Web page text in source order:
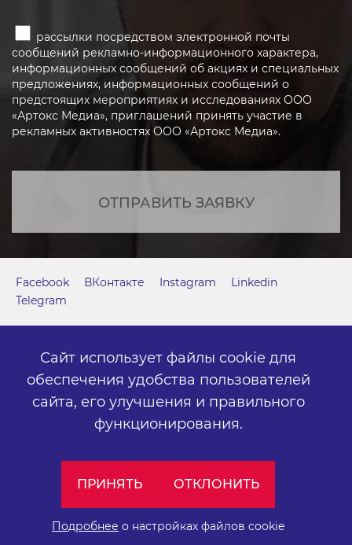
рассылки посредством электронной почты
сообщений рекламно-информационного характера,
информационных сообщений об акциях и специальных
предложениях, информационных сообщений о
предстоящих мероприятиях и исследованиях ООО
«Артокс Медиа», приглашений принять участие в
рекламных активностях ООО «Артокс Медиа».
ОТПРАВИТЬ ЗАЯВКУ
Сайт использует файлы cookie для
обеспечения удобства пользователей
сайта, его улучшения и правильного
функционирования.
ПРИНЯТЬ ОТКЛОНИТЬ
Подробнее о настройках файлов cookie
Минск Москва Алматы
г. Минск, м. "Парк Челюскинцев", бизнес-центр "Time"
ул. Толбухина, 2, эт. 5. ООО «Артокс Медиа», УНП
Персональные настройки cookie-файлов
Facebook ВКонтакте Instagram
Linkedin
Telegram